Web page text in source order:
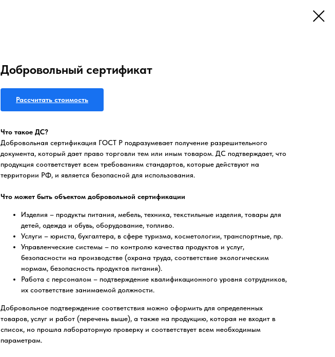
Добровольный сертификат
Рассчитать стоимость
Что такое ДС?
Добровольная сертификация ГОСТ Р подразумевает получение разрешительного
документа, который дает право торговли тем или иным товаром. ДС подтверждает, что
продукция соответствует всем требованиям стандартов, которые действуют на
территории РФ, и является безопасной для использования.
Что может быть объектом добровольной сертификации
Изделия – продукты питания, мебель, техника, текстильные изделия, товары для
детей, одежда и обувь, оборудование, топливо.
Услуги – юриста, бухгалтера, в сфере туризма, косметологии, транспортные, пр.
Управленческие системы – по контролю качества продуктов и услуг,
безопасности на производстве (охрана труда, соответствие экологическим
нормам, безопасность продуктов питания).
Работа с персоналом – подтверждение квалификационного уровня сотрудников,
их соответствие занимаемой должности.
Добровольное подтверждение соответствия можно оформить для определенных
товаров, услуг и работ (перечень выше), а также на продукцию, которая не входит в
список, но прошла лабораторную проверку и соответствует всем необходимым
параметрам.